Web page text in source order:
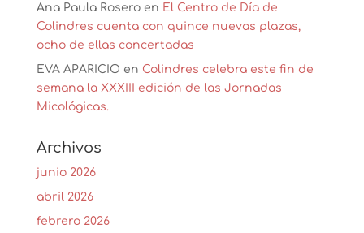
Ana Paula Roseroen El Centro de Día de
Colindres cuenta con quince nuevas plazas,
ocho de ellas concertadas
EVA APARICIO en Colindres celebra este fin de
semana la XXXIII edición de las Jornadas
Micológicas.
Archivos
junio 2026
abril 2026
febrero 2026